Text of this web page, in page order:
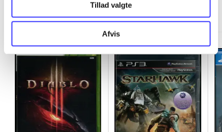
Tillad valgte
Afvis